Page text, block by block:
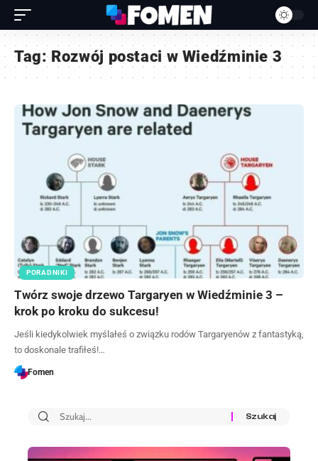
Tag: Rozwój postaci w Wiedźminie 3
PORADNIKI
Twórz swoje drzewo Targaryen w Wiedźminie 3 –
krok po kroku do sukcesu!
Jeśli kiedykolwiek myślałeś o związku rodów Targaryenów z fantastyką,
to doskonale trafiłeś!…
Fomen